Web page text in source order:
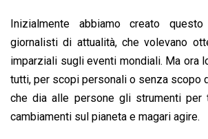
Inizialmente abbiamo creato
giornalisti di attualità, che volevano
imparziali sugli eventi mondiali. Ma ora
tutti, per scopi personali o senza scopo
che dia alle persone gli strumenti per
cambiamenti sul pianeta e magari agire.